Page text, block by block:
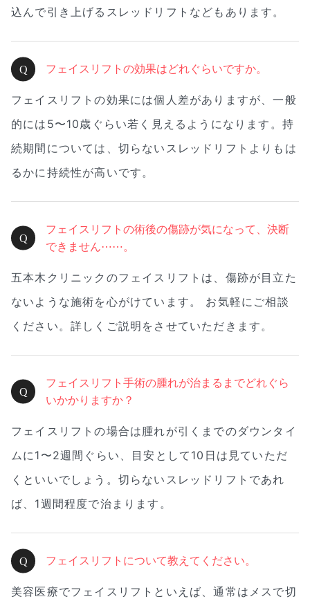
込んで引き上げるスレッドリフトなどもあります。
フェイスリフトの効果はどれぐらいですか。
フェイスリフトの効果には個人差がありますが、一般
的には5〜10歳ぐらい若く見えるようになります。持
続期間については、切らないスレッドリフトよりもは
るかに持続性が高いです。
フェイスリフトの術後の傷跡が気になって、決断
できません⋯⋯。
五本木クリニックのフェイスリフトは、傷跡が目立た
ないような施術を心がけています。 お気軽にご相談
ください。詳しくご説明をさせていただきます。
フェイスリフト手術の腫れが治まるまでどれぐら
いかかりますか？
フェイスリフトの場合は腫れが引くまでのダウンタイ
ムに1〜2週間ぐらい、目安として10日は見ていただ
くといいでしょう。切らないスレッドリフトであれ
ば、1週間程度で治まります。
フェイスリフトについて教えてください。
美容医療でフェイスリフトといえば、通常はメスで切